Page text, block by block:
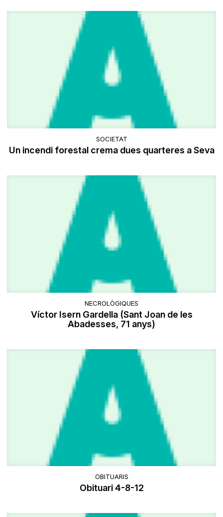
SOCIETAT
Un incendi forestal crema dues quarteres a Seva
NECROLÒGIQUES
Víctor Isern Gardella (Sant Joan de les
Abadesses, 71 anys)
OBITUARIS
Obituari 4-8-12